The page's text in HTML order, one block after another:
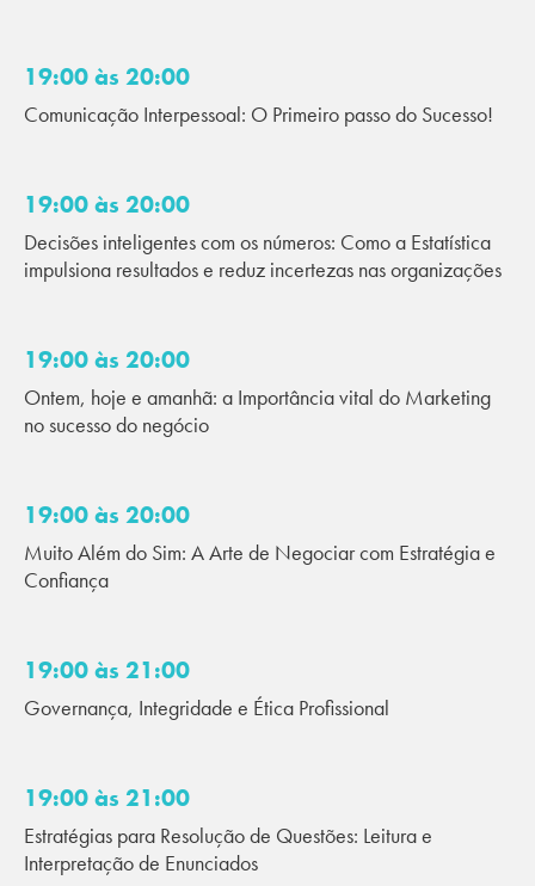
19:00 às 20:00
Comunicação Interpessoal: O Primeiro passo do Sucesso!
19:00 às 20:00
Decisões inteligentes com os números: Como a Estatística
impulsiona resultados e reduz incertezas nas organizações
19:00 às 20:00
Ontem, hoje e amanhã: a Importância vital do Marketing
no sucesso do negócio
19:00 às 20:00
Muito Além do Sim: A Arte de Negociar com Estratégia e
Confiança
19:00 às 21:00
Governança, Integridade e Ética Profissional
19:00 às 21:00
Estratégias para Resolução de Questões: Leitura e
Interpretação de Enunciados